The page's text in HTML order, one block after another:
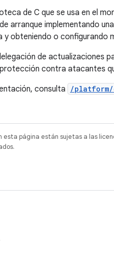
de C que se usa en el
arranque implementando una
y obteniendo o
de
contra atacantes
consulta
/platform/
página están sujetas a las